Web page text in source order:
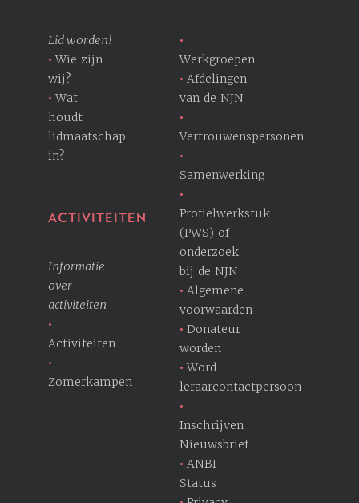
Lid worden!
Wie zijn
wij?
Wat
houdt
lidmaatschap
in?
ACTIVITEITEN
Informatie
over
activiteiten
Activiteiten
Zomerkampen
Werkgroepen
Afdelingen
van de NJN
Vertrouwenspersonen
Samenwerking
Profielwerkstuk
(PWS) of
onderzoek
bij de NJN
Algemene
voorwaarden
Donateur
worden
Word
leraarcontactpersoon
Inschrijven
Nieuwsbrief
ANBI-
Status